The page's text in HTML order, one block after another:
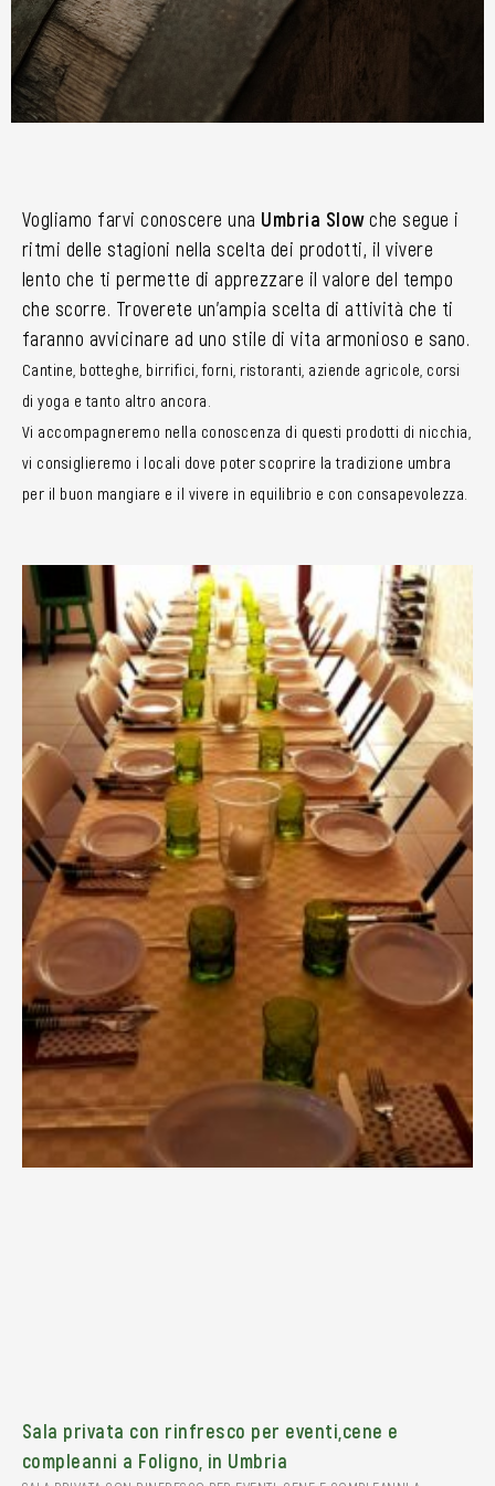
Vogliamo farvi conoscere una Umbria Slowche segue i
ritmi delle stagioni nella scelta dei prodotti, il vivere
lento che ti permette di apprezzare il valore del tempo
che scorre. Troverete un’ampia scelta di attività che ti
faranno avvicinare ad uno stile di vita armonioso e sano.
Cantine, botteghe, birrifici, forni, ristoranti, aziende agricole, corsi
di yoga e tanto altro ancora.
Vi accompagneremo nella conoscenza di questi prodotti di nicchia,
vi consiglieremo i locali dove poter scoprire la tradizione umbra
per il buon mangiare e il vivere in equilibrio e con consapevolezza.
Sala privata con rinfresco per eventi,cene e
compleanni a Foligno, in Umbria